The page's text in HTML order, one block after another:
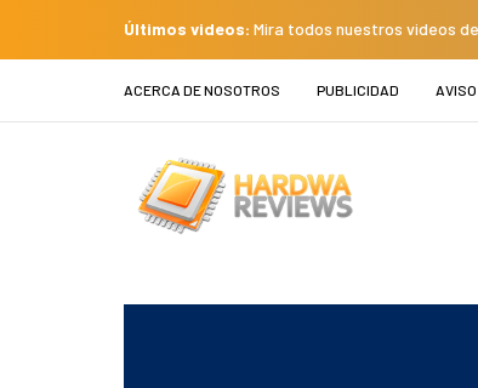
Últimos videos: Mira todos nuestros videos
ACERCA DE NOSOTROS PUBLICIDAD